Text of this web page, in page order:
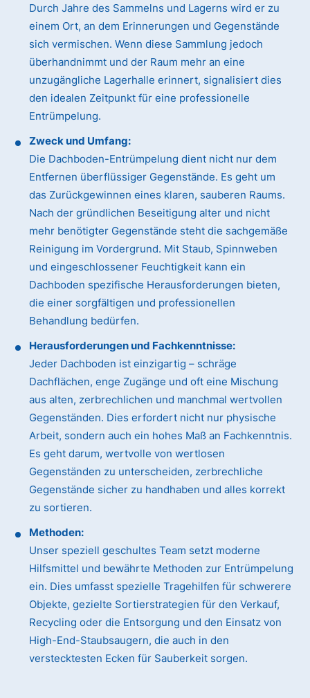
Durch Jahre des Sammelns und Lagerns wird er zu
einem Ort, an dem Erinnerungen und Gegenstände
sich vermischen. Wenn diese Sammlung jedoch
überhandnimmt und der Raum mehr an eine
unzugängliche Lagerhalle erinnert, signalisiert dies
den idealen Zeitpunkt für eine professionelle
Entrümpelung.
Zweck und Umfang:
Die Dachboden-Entrümpelung dient nicht nur dem
Entfernen überflüssiger Gegenstände. Es geht um
das Zurückgewinnen eines klaren, sauberen Raums.
Nach der gründlichen Beseitigung alter und nicht
mehr benötigter Gegenstände steht die sachgemäße
Reinigung im Vordergrund. Mit Staub, Spinnweben
und eingeschlossener Feuchtigkeit kann ein
Dachboden spezifische Herausforderungen bieten,
die einer sorgfältigen und professionellen
Behandlung bedürfen.
Herausforderungen und Fachkenntnisse:
Jeder Dachboden ist einzigartig – schräge
Dachflächen, enge Zugänge und oft eine Mischung
aus alten, zerbrechlichen und manchmal wertvollen
Gegenständen. Dies erfordert nicht nur physische
Arbeit, sondern auch ein hohes Maß an Fachkenntnis.
Es geht darum, wertvolle von wertlosen
Gegenständen zu unterscheiden, zerbrechliche
Gegenstände sicher zu handhaben und alles korrekt
zu sortieren.
Methoden:
Unser speziell geschultes Team setzt moderne
Hilfsmittel und bewährte Methoden zur Entrümpelung
ein. Dies umfasst spezielle Tragehilfen für schwerere
Objekte, gezielte Sortierstrategien für den Verkauf,
Recycling oder die Entsorgung und den Einsatz von
High-End-Staubsaugern, die auch in den
verstecktesten Ecken für Sauberkeit sorgen.